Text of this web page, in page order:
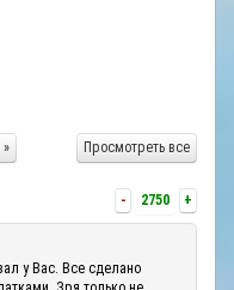
Просмотреть все
- 2750 +
у Вас. Все сделано